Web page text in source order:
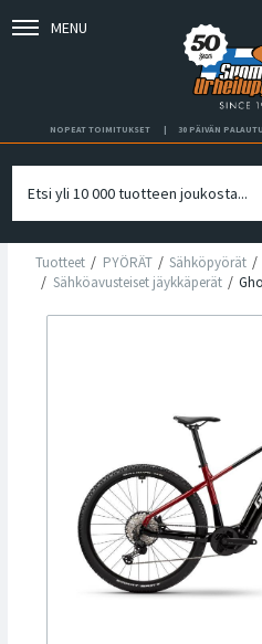
MENU
NOPEAT TOIMITUKSET 30 PÄIVÄN
Tuotteet PYÖRÄT Sähköpyörät
Sähköavusteiset jäykkäperät